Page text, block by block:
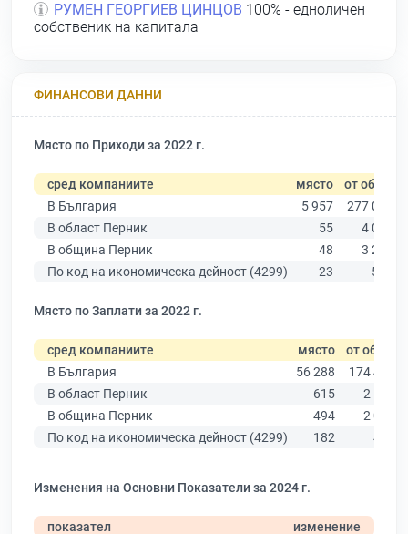
РУМЕН ГЕОРГИЕВ ЦИНЦОВ 100% - едноличен
собственик на капитала
ФИНАНСОВИ ДАННИ
Място по Приходи за 2022 г.
сред компаниите място от общо
В България
5 957
277 019
В област Перник
55
4 027
В община Перник
48
3 209
По код на икономическа дейност (4299)
23 578
Място по Заплати за 2022 г.
сред компаниите място от общо
В България
56 288
174 403
В област Перник
615
2 595
В община Перник
494
2 078
По код на икономическа дейност (4299)
182 451
Изменения на Основни Показатели за 2024 г.
показател изменение